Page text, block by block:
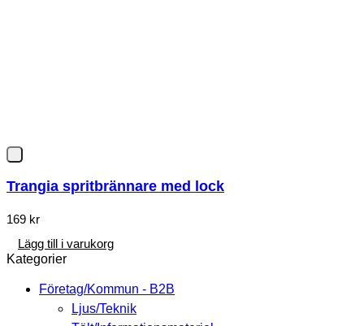
Trangia spritbrännare med lock
169 kr
Lägg till i varukorg
Kategorier
Företag/Kommun - B2B
Ljus/Teknik